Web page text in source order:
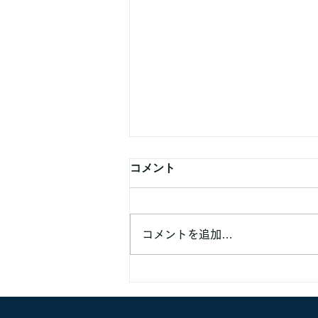
方へ
コメント
コメントを追加…